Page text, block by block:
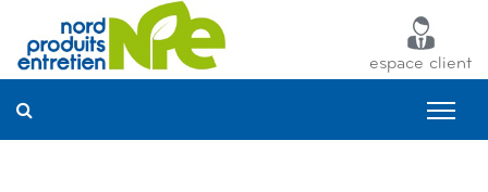
espace client
Panneau de gestion des cookies